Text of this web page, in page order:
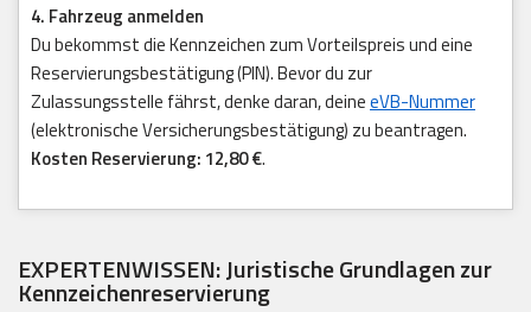
4. Fahrzeug anmelden
Du bekommst die Kennzeichen zum Vorteilspreis und eine
Reservierungsbestätigung (PIN). Bevor du zur
Zulassungsstelle fährst, denke daran, deineeVB-Nummer
(elektronische Versicherungsbestätigung) zu beantragen.
Kosten Reservierung: 12,80 €.
EXPERTENWISSEN: Juristische Grundlagen zur
Kennzeichenreservierung